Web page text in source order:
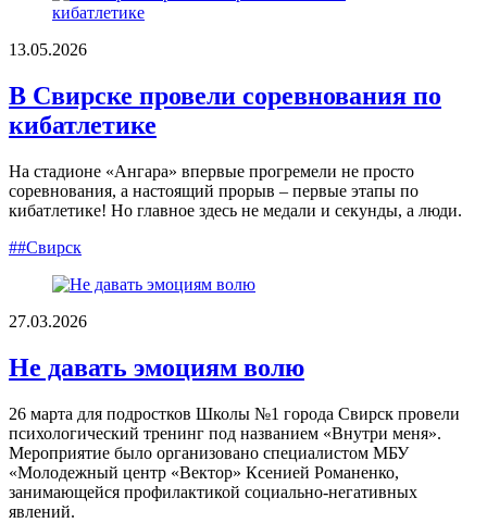
13.05.2026
В Свирске провели соревнования по
кибатлетике
На стадионе «Ангара» впервые прогремели не просто
соревнования, а настоящий прорыв – первые этапы по
кибатлетике! Но главное здесь не медали и секунды, а люди.
##Свирск
27.03.2026
Не давать эмоциям волю
26 марта для подростков Школы №1 города Свирск провели
психологический тренинг под названием «Внутри меня».
Мероприятие было организовано специалистом МБУ
«Молодежный центр «Вектор» Ксенией Романенко,
занимающейся профилактикой социально-негативных
явлений.